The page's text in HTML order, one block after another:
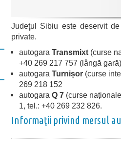
Judeţul Sibiu este deservit
private.
autogara Transmixt (curse
+40 269 217 757 (lângă gară)
autogara Turnișor (curse
269 218 152
autogara Q 7 (curse
1, tel.: +40 269 232 826.
Informaţii privind mersul